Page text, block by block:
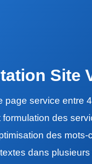
Site
page service entre
des
des
dans